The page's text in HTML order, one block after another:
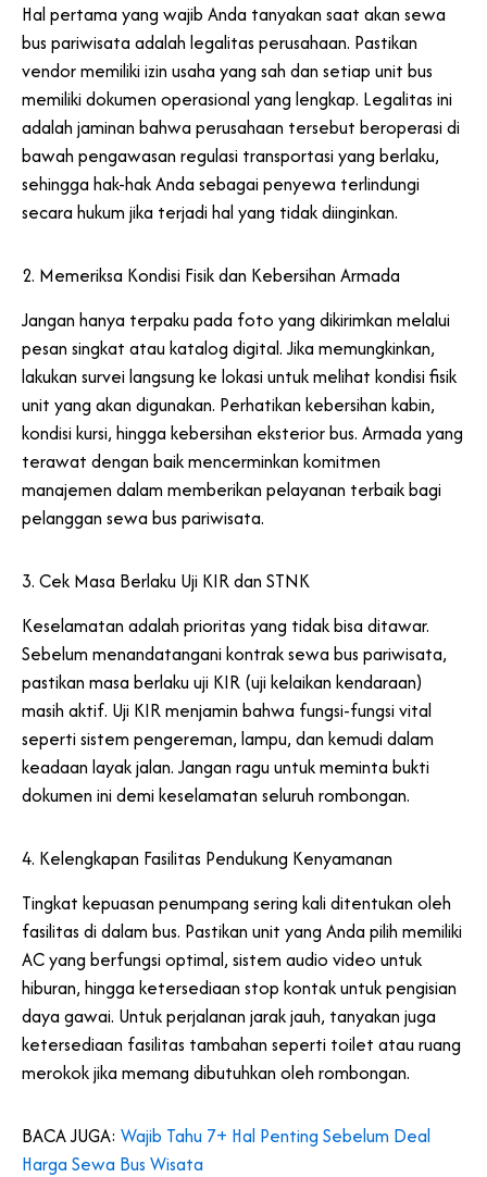
Hal pertama yang wajib Anda tanyakan saat akan sewa
bus pariwisata adalah legalitas perusahaan. Pastikan
vendor memiliki izin usaha yang sah dan setiap unit bus
memiliki dokumen operasional yang lengkap. Legalitas ini
adalah jaminan bahwa perusahaan tersebut beroperasi di
bawah pengawasan regulasi transportasi yang berlaku,
sehingga hak-hak Anda sebagai penyewa terlindungi
secara hukum jika terjadi hal yang tidak diinginkan.
2. Memeriksa Kondisi Fisik dan Kebersihan Armada
Jangan hanya terpaku pada foto yang dikirimkan melalui
pesan singkat atau katalog digital. Jika memungkinkan,
lakukan survei langsung ke lokasi untuk melihat kondisi fisik
unit yang akan digunakan. Perhatikan kebersihan kabin,
kondisi kursi, hingga kebersihan eksterior bus. Armada yang
terawat dengan baik mencerminkan komitmen
manajemen dalam memberikan pelayanan terbaik bagi
pelanggan sewa bus pariwisata.
3. Cek Masa Berlaku Uji KIR dan STNK
Keselamatan adalah prioritas yang tidak bisa ditawar.
Sebelum menandatangani kontrak sewa bus pariwisata,
pastikan masa berlaku uji KIR (uji kelaikan kendaraan)
masih aktif. Uji KIR menjamin bahwa fungsi-fungsi vital
seperti sistem pengereman, lampu, dan kemudi dalam
keadaan layak jalan. Jangan ragu untuk meminta bukti
dokumen ini demi keselamatan seluruh rombongan.
4. Kelengkapan Fasilitas Pendukung Kenyamanan
Tingkat kepuasan penumpang sering kali ditentukan oleh
fasilitas di dalam bus. Pastikan unit yang Anda pilih memiliki
AC yang berfungsi optimal, sistem audio video untuk
hiburan, hingga ketersediaan stop kontak untuk pengisian
daya gawai. Untuk perjalanan jarak jauh, tanyakan juga
ketersediaan fasilitas tambahan seperti toilet atau ruang
merokok jika memang dibutuhkan oleh rombongan.
BACA JUGA: Wajib Tahu 7+ Hal Penting Sebelum Deal
Harga Sewa Bus Wisata